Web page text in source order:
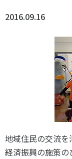
＃高齢者スポーツ
スポーツライ
スポーツ白書
子どものスポ
障害者スポーツ
2016.09.16
地域住民の交流
経済振興の施策の